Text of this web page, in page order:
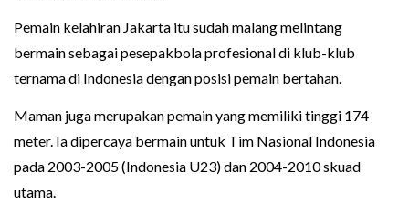
Pemain kelahiran Jakarta itu sudah malang melintang
bermain sebagai pesepakbola profesional di klub-klub
ternama di Indonesia dengan posisi pemain bertahan.
Maman juga merupakan pemain yang memiliki tinggi 174
meter. Ia dipercaya bermain untuk Tim Nasional Indonesia
pada 2003-2005 (Indonesia U23) dan 2004-2010 skuad
utama.